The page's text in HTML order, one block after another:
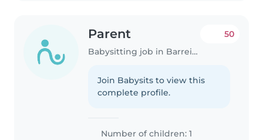
Parent
Babysitting job in Barreiro
50
Join Babysits to view this
complete profile.
Number of children: 1